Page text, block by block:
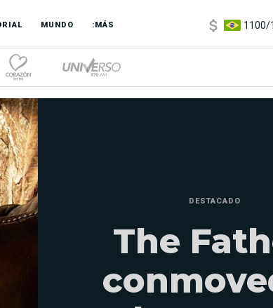
MUNDO :MÁS
3,8/4
DESTACADO
The